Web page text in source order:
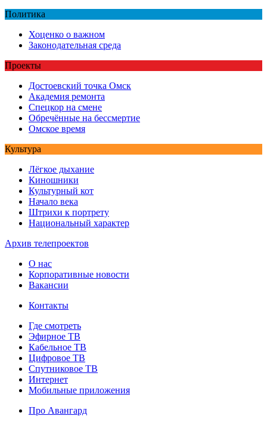
Политика
Хоценко о важном
Законодательная среда
Проекты
Достоевский точка Омск
Академия ремонта
Спецкор на смене
Обречённые на бессмертие
Омское время
Культура
Лёгкое дыхание
Киношники
Культурный кот
Начало века
Штрихи к портрету
Национальный характер
Архив телепроектов
О нас
Корпоративные новости
Вакансии
Контакты
Где смотреть
Эфирное ТВ
Кабельное ТВ
Цифровое ТВ
Спутниковое ТВ
Интернет
Мобильные приложения
Про Авангард